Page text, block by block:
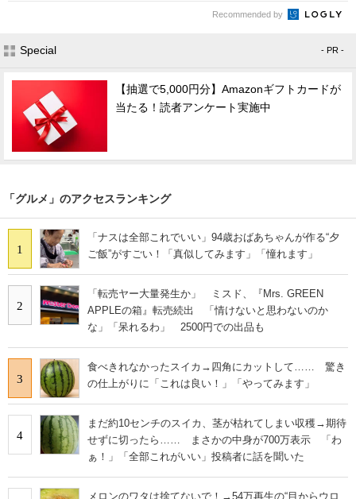
Recommended by
Special - PR -
【抽選で5,000円分】Amazonギフトカードが
当たる！読者アンケート実施中
「グルメ」のアクセスランキング
1
「ナスは全部これでいい」94歳おばあちゃんが作る“夕
ご飯”がすごい！「真似してみます」「憧れます」
2
「転売ヤー大量発生か」 ミスド、『Mrs. GREEN
APPLEの箱』転売続出 「情けないと思わないのか
な」「呆れるわ」 2500円での出品も
3
食べきれなかったスイカ→四角にカットして…… 驚き
の仕上がりに「これは良い！」「やってみます」
4
まだ約10センチのスイカ、茎が枯れてしまい収穫→期待
せずに切ったら…… まさかの中身が700万表示 「わ
ぁ！」「全部これがいい」投稿者に話を聞いた
メロンのワタは捨てないで！→54万再生の“目からウロ